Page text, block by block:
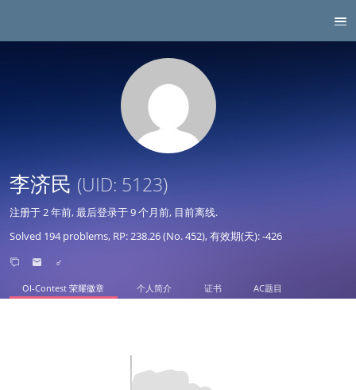
李济民 (UID: 5123)
注册于2 年前, 最后登录于9 个月前, 目前离线.
Solved 194 problems, RP: 238.26 (No. 452), 有效期(天): -426
♂
OI-Contest 荣耀徽章 个人简介 证书 AC题目